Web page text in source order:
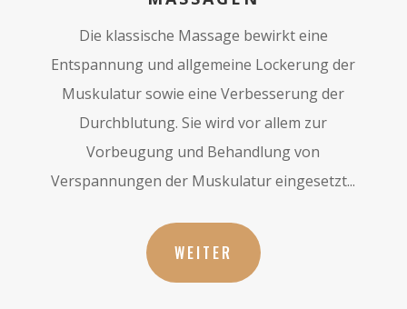
Die klassische Massage bewirkt eine
Entspannung und allgemeine Lockerung der
Muskulatur sowie eine Verbesserung der
Durchblutung. Sie wird vor allem zur
Vorbeugung und Behandlung von
Verspannungen der Muskulatur eingesetzt...
WEITER